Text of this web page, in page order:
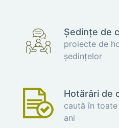
Ședințe de
proiecte de
ședințelor
Hotărâri de
caută în
ani